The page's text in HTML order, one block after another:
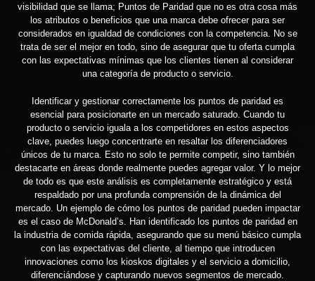
visibilidad que se llama; Puntos de Paridad que no es otra cosa más
los atributos o beneficios que una marca debe ofrecer para ser
considerados en igualdad de condiciones con la competencia. No se
trata de ser el mejor en todo, sino de asegurar que tu oferta cumpla
con las expectativas mínimas que los clientes tienen al considerar
una categoría de producto o servicio.
Identificar y gestionar correctamente los puntos de paridad es
esencial para posicionarte en un mercado saturado. Cuando tu
producto o servicio iguala a los competidores en estos aspectos
clave, puedes luego concentrarte en resaltar los diferenciadores
únicos de tu marca. Esto no solo te permite competir, sino también
destacarte en áreas donde realmente puedes agregar valor. Y lo mejor
de todo es que este análisis es completamente estratégico y está
respaldado por una profunda comprensión de la dinámica del
mercado. Un ejemplo de cómo los puntos de paridad pueden impactar
es el caso de McDonald’s. Han identificado los puntos de paridad en
la industria de comida rápida, asegurando que su menú básico cumpla
con las expectativas del cliente, al tiempo que introducen
innovaciones como los kioskos digitales y el servicio a domicilio,
diferenciándose y capturando nuevos segmentos de mercado.